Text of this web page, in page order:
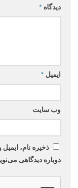
دیدگاه *
ایمیل *
وب‌ سایت
ذخیره نام،
دوباره دیدگاهی